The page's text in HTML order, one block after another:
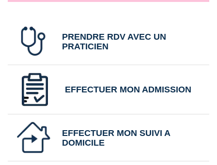
PRENDRE RDV AVEC UN
PRATICIEN
EFFECTUER MON ADMISSION
EFFECTUER MON SUIVI A
DOMICILE